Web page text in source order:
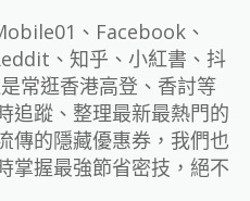
、Facebook、
、知乎、小紅書、抖
常逛香港高登、香討等
追蹤、整理最新最熱門的
傳的隱藏優惠券，我們也
掌握最強節省密技，絕不